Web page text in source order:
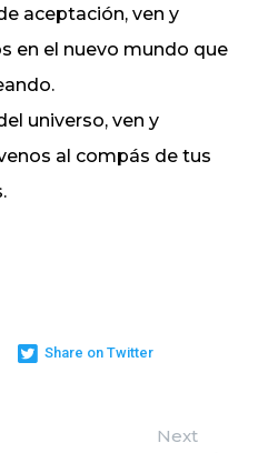
aceptación, ven y
en el nuevo mundo que
universo, ven y
al compás de tus
Share on Twitter
Next